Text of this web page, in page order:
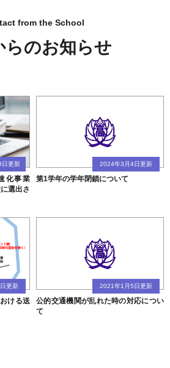
らのお知らせ
更新
化事業
選出さ
2024年3月4日更新
第1学年の学年閉鎖について
更新
ける送
2021年1月5日更新
公的交通機関が乱れた時の対応につい
て